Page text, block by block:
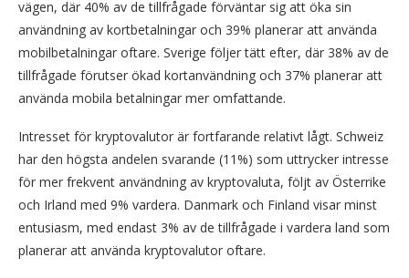
vägen, där 40% av de tillfrågade förväntar sig att öka sin
användning av kortbetalningar och 39% planerar att använda
mobilbetalningar oftare. Sverige följer tätt efter, där 38% av de
tillfrågade förutser ökad kortanvändning och 37% planerar att
använda mobila betalningar mer omfattande.
Intresset för kryptovalutor är fortfarande relativt lågt. Schweiz
har den högsta andelen svarande (11%) som uttrycker intresse
för mer frekvent användning av kryptovaluta, följt av Österrike
och Irland med 9% vardera. Danmark och Finland visar minst
entusiasm, med endast 3% av de tillfrågade i vardera land som
planerar att använda kryptovalutor oftare.